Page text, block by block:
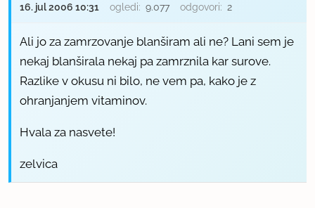
16. jul 2006 10:31 ogledi: 9.077 odgovori: 2
Ali jo za zamrzovanje blanširam ali ne? Lani sem je
nekaj blanširala nekaj pa zamrznila kar surove.
Razlike v okusu ni bilo, ne vem pa, kako je z
ohranjanjem vitaminov.
Hvala za nasvete!
zelvica